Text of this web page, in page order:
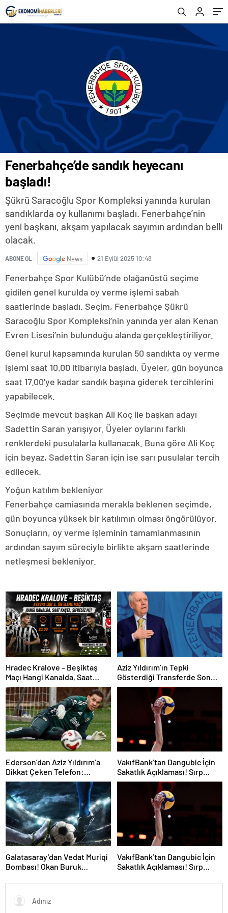
Fenerbahçe’de sandık heyecanı
başladı!
Şükrü Saracoğlu Spor Kompleksi yanında kurulan
sandıklarda oy kullanımı başladı. Fenerbahçe’nin
yeni başkanı, akşam yapılacak sayımın ardından belli
olacak.
ABONE OL News 21 Eylül 2025 10:48
Fenerbahçe Spor Kulübü’nde olağanüstü seçime
gidilen genel kurulda oy verme işlemi sabah
saatlerinde başladı. Seçim, Fenerbahçe Şükrü
Saracoğlu Spor Kompleksi’nin yanında yer alan Kenan
Evren Lisesi’nin bulunduğu alanda gerçekleştiriliyor.
Genel kurul kapsamında kurulan 50 sandıkta oy verme
işlemi saat 10.00 itibarıyla başladı. Üyeler, gün boyunca
saat 17.00’ye kadar sandık başına giderek tercihlerini
yapabilecek.
Seçimde mevcut başkan Ali Koç ile başkan adayı
Sadettin Saran yarışıyor. Üyeler oylarını farklı
renklerdeki pusulalarla kullanacak. Buna göre Ali Koç
için beyaz, Sadettin Saran için ise sarı pusulalar tercih
edilecek.
Yoğun katılım bekleniyor
Fenerbahçe camiasında merakla beklenen seçimde,
gün boyunca yüksek bir katılımın olması öngörülüyor.
Sonuçların, oy verme işleminin tamamlanmasının
ardından sayım süreciyle birlikte akşam saatlerinde
netleşmesi bekleniyor.
Hradec Kralove – Beşiktaş
Maçı Hangi Kanalda, Saat
Kaçta, Şifresiz Mi?
Aziz Yıldırım’ın Tepki
Gösterdiği Transferde Son
Durum! Oyuncunun Geleceği
Ederson’dan Aziz Yıldırım’a
Dikkat Çeken Telefon:
“Fenerbahçe’de Kalmak
İstiyorum” Mesajı
VakıfBank’tan Dangubic İçin
Sakatlık Açıklaması! Sırp
Yıldız Ameliyat Olacak
Galatasaray’dan Vedat Muriqi
Bombası! Okan Buruk
VakıfBank’tan Dangubic İçin
Sakatlık Açıklaması! Sırp